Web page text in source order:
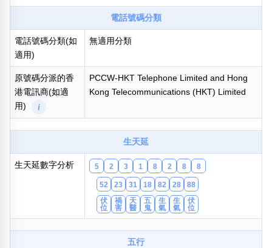
幸運號分類
幸運分類
基本分類
位置分類
包含數字
次數分類
生天延/貴財成
五行
清除全部分類
電話號碼分類
電話號碼分類(如
適用)
無適用分類
原號碼分派的香
港電訊商(如適
用)
i
PCCW-HKT Telephone Limited and Hong
Kong Telecommunications (HKT) Limited
生天延
生天延數字分析 5 2 3 1 8 2 8 8
52 23 31 18 82 28 88
伏
位
禍
害
天
醫
五
鬼
生
氣
生
氣
伏
位
五行